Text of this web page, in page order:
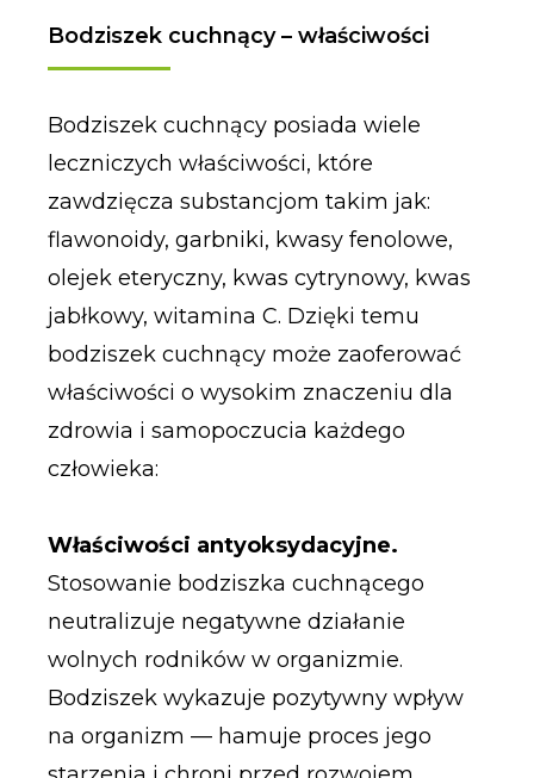
Bodziszek cuchnący – właściwości
Bodziszek cuchnący posiada wiele
leczniczych właściwości, które
zawdzięcza substancjom takim jak:
flawonoidy, garbniki, kwasy fenolowe,
olejek eteryczny, kwas cytrynowy, kwas
jabłkowy, witamina C. Dzięki temu
bodziszek cuchnący może zaoferować
właściwości o wysokim znaczeniu dla
zdrowia i samopoczucia każdego
człowieka:
Właściwości antyoksydacyjne.
Stosowanie bodziszka cuchnącego
neutralizuje negatywne działanie
wolnych rodników w organizmie.
Bodziszek wykazuje pozytywny wpływ
na organizm — hamuje proces jego